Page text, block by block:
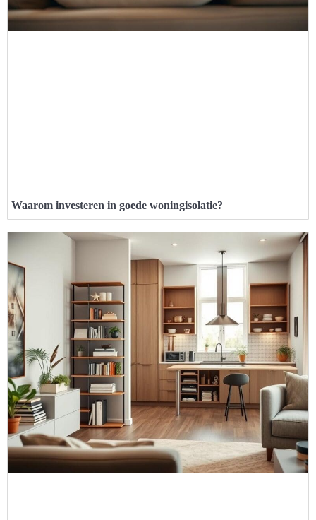
Waarom investeren in goede woningisolatie?